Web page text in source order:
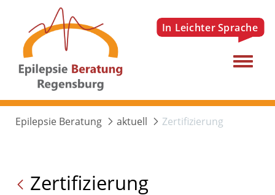
Menu
Epilepsie Beratung aktuell Zertifizierung
Zertifizierung